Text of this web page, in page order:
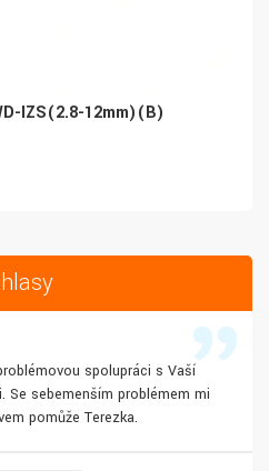
IZS(2.8-12mm)(B)
spolupráci s Vaší
Se sebemenším problémem mi
pomůže Terezka.